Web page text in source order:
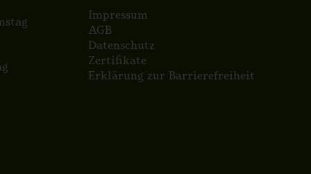
Impressum
AGB
Datenschutz
Zertifikate
Erklärung zur Barrierefreiheit